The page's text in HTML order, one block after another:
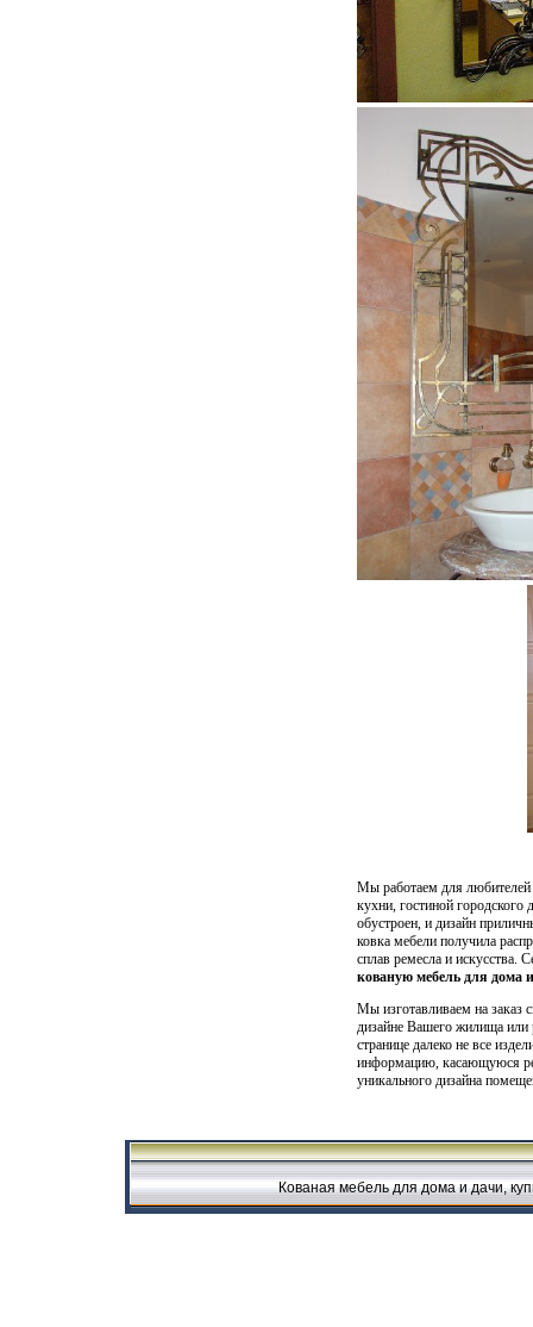
Мы работаем для любителей
кухни, гостиной
обустроен, и дизайн
ковка мебели получила
сплав ремесла и
кованую мебель для дома
Мы изготавливаем на заказ
дизайне Вашего жилища или
странице далеко не все
информацию, касающуюся
уникального дизайна
Кованая мебель для дома и дачи,